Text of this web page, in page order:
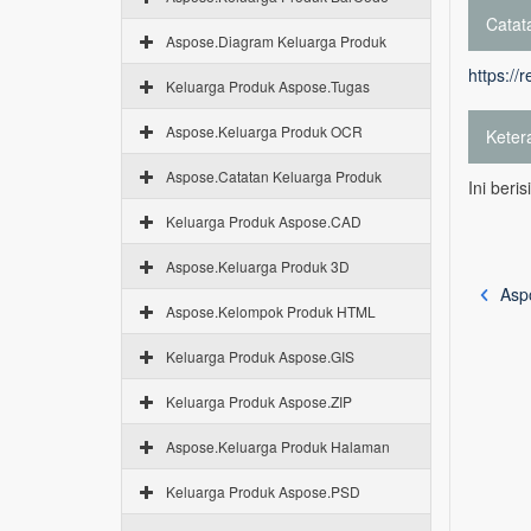
Aspose.Diagram Keluarga Produk
Keluarga Produk Aspose.Tugas
Aspose.Keluarga Produk OCR
Aspose.Catatan Keluarga Produk
Keluarga Produk Aspose.CAD
Aspose.Keluarga Produk 3D
Aspose.Kelompok Produk HTML
Keluarga Produk Aspose.GIS
Keluarga Produk Aspose.ZIP
Aspose.Keluarga Produk Halaman
Keluarga Produk Aspose.PSD
https://
Ini